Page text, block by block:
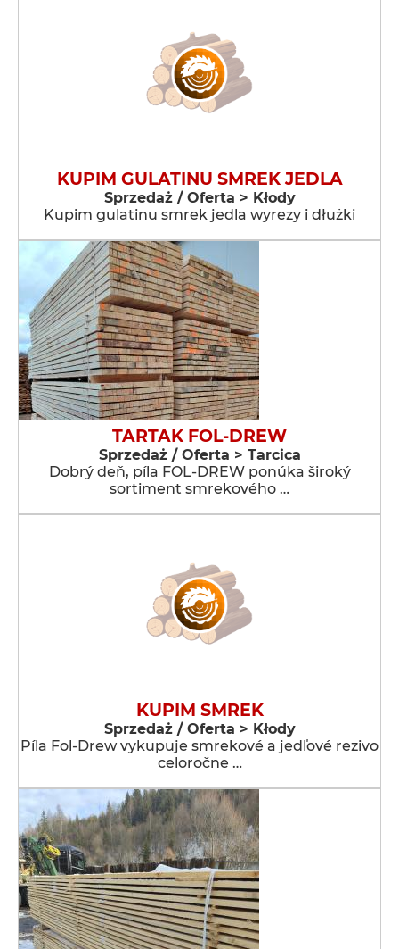
KUPIM GULATINU SMREK JEDLA
Sprzedaż / Oferta > Kłody
Kupim gulatinu smrek jedla wyrezy i dłużki
TARTAK FOL-DREW
Sprzedaż / Oferta > Tarcica
Dobrý deň, píla FOL-DREW ponúka široký
sortiment smrekového …
KUPIM SMREK
Sprzedaż / Oferta > Kłody
Píla Fol-Drew vykupuje smrekové a jedľové rezivo
celoročne …